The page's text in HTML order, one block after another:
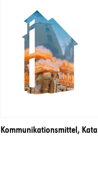
Kommunikationsmittel,